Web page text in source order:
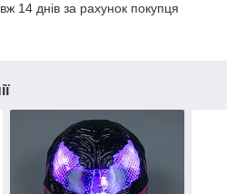
14 днів за рахунок покупця